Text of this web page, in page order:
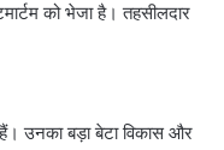
को भेजा है। तहसीलदार
उनका बड़ा बेटा विकास और